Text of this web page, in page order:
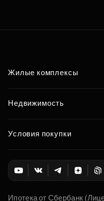
Жилые комплексы
Недвижимость
Условия покупки
Ипотека от Сбербанк